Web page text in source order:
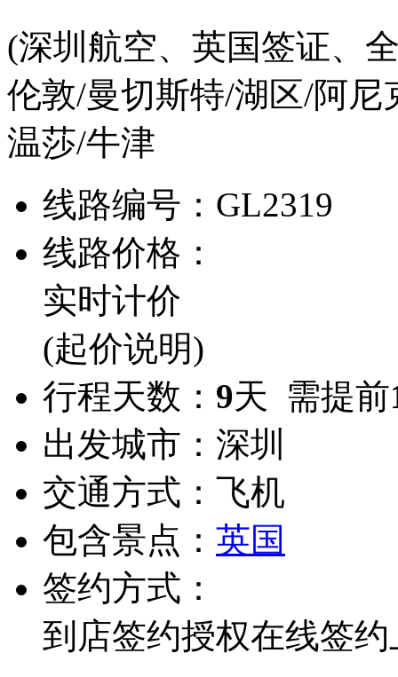
(深圳航空、英国签证、
伦敦/曼切斯特/湖区/阿
温莎/牛津
线路编号： GL2319
线路价格：
实时计价
(起价说明)
行程天数： 9天 需提前
出发城市： 深圳
交通方式： 飞机
包含景点： 英国
签约方式：
到店签约授权在线签约